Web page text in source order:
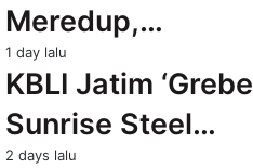
Meredup,…
1 day lalu
KBLI Jatim
Sunrise Steel…
2 days lalu